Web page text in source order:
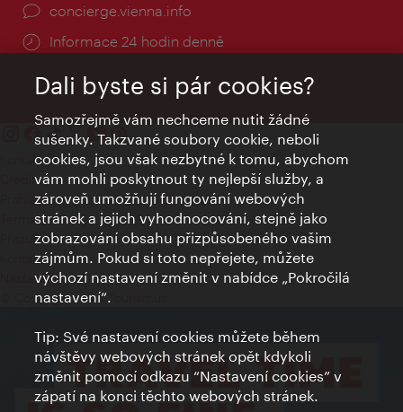
concierge.vienna.info
Informace 24 hodin denně
Kontakty
Credits
Prohlášení o ochraně osobních údajů
Terms of Use
Přístupnost
Kontakt pro tisk
Nastavení cookies
© Copyright Wien Tourismus
Dali byste si pár cookies?
Samozřejmě vám nechceme nutit žádné
sušenky. Takzvané soubory cookie, neboli
cookies, jsou však nezbytné k tomu, abychom
vám mohli poskytnout ty nejlepší služby, a
zároveň umožňují fungování webových
stránek a jejich vyhodnocování, stejně jako
zobrazování obsahu přizpůsobeného vašim
zájmům. Pokud si toto nepřejete, můžete
výchozí nastavení změnit v nabídce „Pokročilá
nastavení“.
Tip: Své nastavení cookies můžete během
návštěvy webových stránek opět kdykoli
změnit pomocí odkazu “Nastavení cookies” v
zápatí na konci těchto webových stránek.